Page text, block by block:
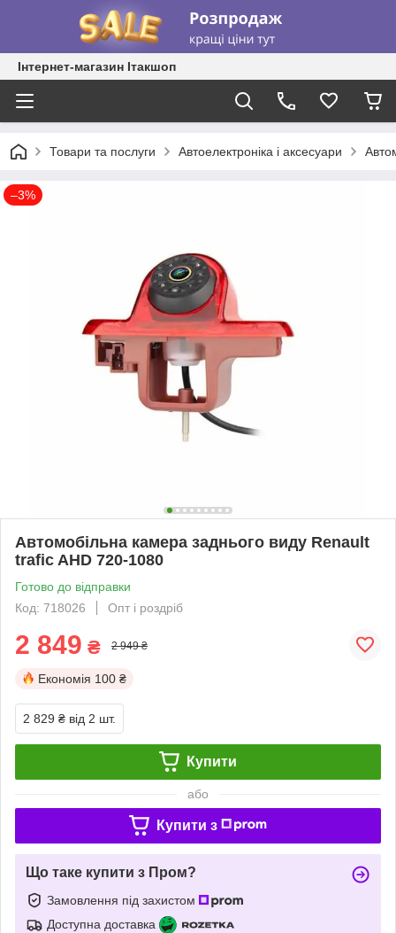
Інтернет-магазин Ітакшоп
Товари та послуги Автоелектроніка і аксесуари
–3%
Автомобільна камера заднього виду Renault
trafic AHD 720-1080
Готово до відправки
Код: 718026
Опт і роздріб
2 849 ₴ 2 949 ₴
Економія 100 ₴
2 829 ₴ від 2 шт.
Купити
або
Купити з
Що таке купити з Пром?
Замовлення під захистом
Доступна доставка